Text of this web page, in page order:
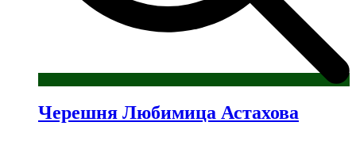
Черешня Любимица Астахова